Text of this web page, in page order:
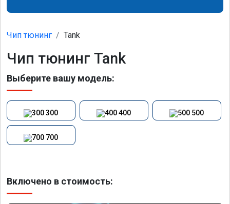
Чип тюнинг Tank
Чип тюнинг Tank
Выберите вашу модель:
300 400 500
700
Включено в стоимость: